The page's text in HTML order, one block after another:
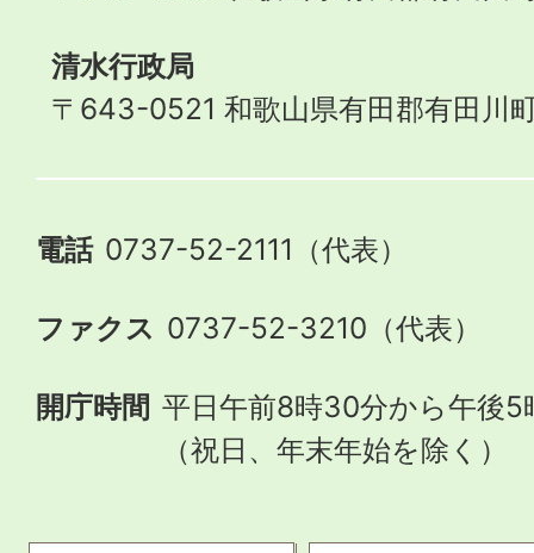
清水行政局
〒643-0521 和歌山県有田郡有田川
電話 0737-52-2111（代表）
ファクス 0737-52-3210（代表）
開庁時間 平日午前8時30分から午後5
（祝日、年末年始を除く）